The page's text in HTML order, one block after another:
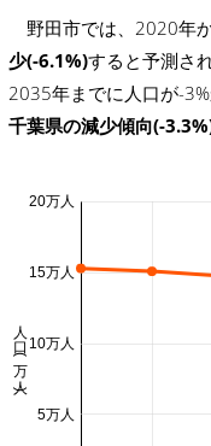
野田市では、2020年
少(-6.1%)すると予測さ
2035年までに人口が-
千葉県の減少傾向(-
5万人
10万人
15万人
20万人
人口 (万人)